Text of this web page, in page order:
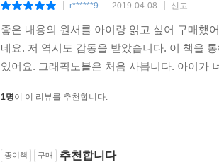
r******9 2019-04-08 신고
좋은 내용의 원서를 아이랑 읽고 싶어 구매했
네요. 저 역시도 감동을 받았습니다. 이 책을
있어요. 그래픽노블은 처음 사봅니다. 아이가
1명이 이 리뷰를 추천합니다.
종이책 구매 추천합니다